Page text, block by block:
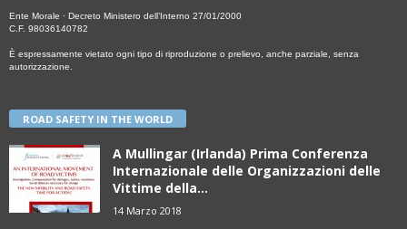
Ente Morale · Decreto Ministero dell’Interno 27/01/2000
C.F. 98036140782
È espressamente vietato ogni tipo di riproduzione o prelievo, anche parziale, senza
autorizzazione.
ROAD SAFETY IN THE WORLD
A Mullingar (Irlanda) Prima Conferenza
Internazionale delle Organizzazioni delle
Vittime della...
14 Marzo 2018